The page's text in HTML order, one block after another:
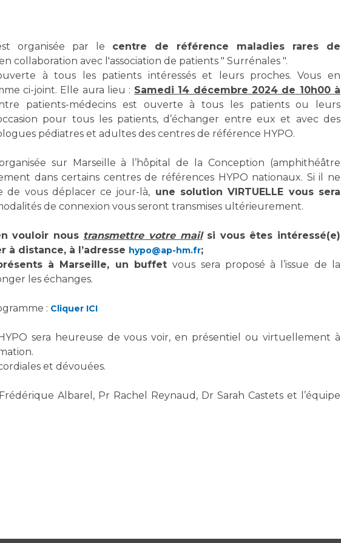
organisée par le centre de référence maladies rares de
collaboration avec l'association de patients " Surrénales ".
à tous les patients intéressés et leurs proches. Vous en
ci-joint. Elle aura lieu : Samedi 14 décembre 2024 de 10h00 à
patients-médecins est ouverte à tous les patients ou leurs
pour tous les patients, d’échanger entre eux et avec des
pédiatres et adultes des centres de référence HYPO.
sur Marseille à l’hôpital de la Conception (amphithéâtre
dans certains centres de références HYPO nationaux. Si il ne
de vous déplacer ce jour-là, une solution VIRTUELLE vous sera
de connexion vous seront transmises ultérieurement.
vouloir nous transmettre votre mailsi vous êtes intéressé(e)
à distance, à l’adresse hypo@ap-hm.fr;
à Marseille, un buffetvous sera proposé à l’issue de la
les échanges.
: Cliquer ICI
sera heureuse de vous voir, en présentiel ou virtuellement à
et dévouées.
Albarel, Pr Rachel Reynaud, Dr Sarah Castets et l’équipe